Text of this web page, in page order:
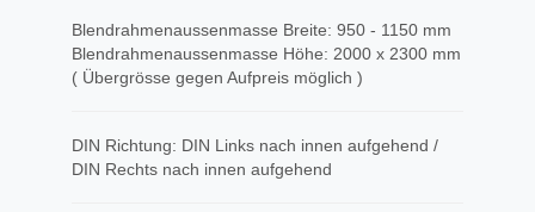
Blendrahmenaussenmasse Breite: 950 - 1150 mm
Blendrahmenaussenmasse Höhe: 2000 x 2300 mm
( Übergrösse gegen Aufpreis möglich )
DIN Richtung: DIN Links nach innen aufgehend /
DIN Rechts nach innen aufgehend